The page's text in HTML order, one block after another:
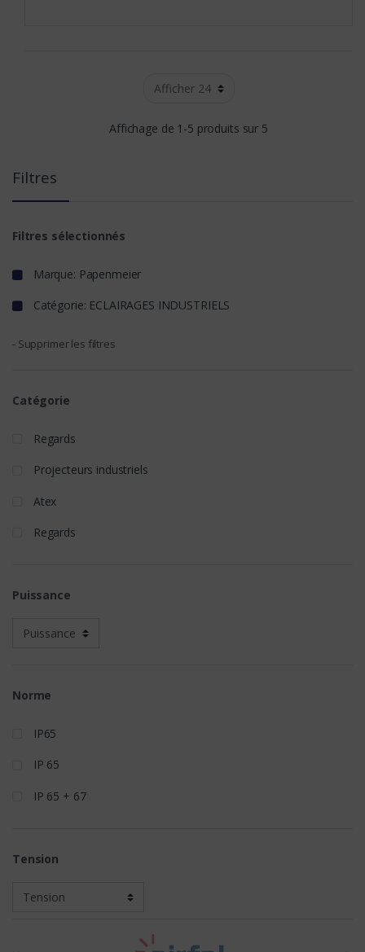
Affichage de 1-5 produits sur 5
Filtres
Filtres sélectionnés
Marque: Papenmeier
Catégorie: ECLAIRAGES INDUSTRIELS
- Supprimer les filtres
Catégorie
Regards
Projecteurs industriels
Atex
Regards
Puissance
Norme
IP65
IP 65
IP 65 + 67
Tension